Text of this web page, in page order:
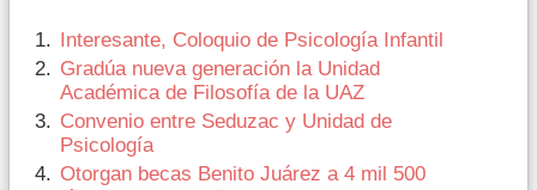
Interesante, Coloquio de Psicología Infantil
Gradúa nueva generación la Unidad
Académica de Filosofía de la UAZ
Convenio entre Seduzac y Unidad de
Psicología
Otorgan becas Benito Juárez a 4 mil 500